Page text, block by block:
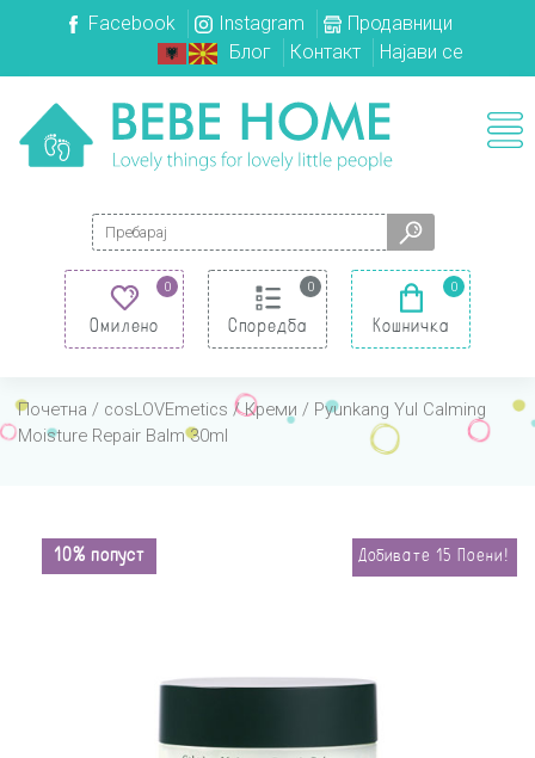
Facebook Instagram
Продавници
Блог
Контакт Најави се
Search for:
0
Омилено
0
Споредба
0
Кошничка
Почетна / cosLOVEmetics /Креми / Pyunkang Yul Calming
Moisture Repair Balm 30ml
10% попуст Добивате 15 Поени!